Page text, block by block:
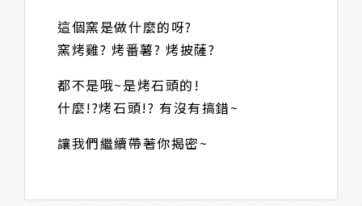
這個窯是做什麼的呀?
窯烤雞? 烤番薯? 烤披薩?
都不是哦~是烤石頭的!
什麼!?烤石頭!? 有沒有搞錯~
讓我們繼續帶著你揭密~